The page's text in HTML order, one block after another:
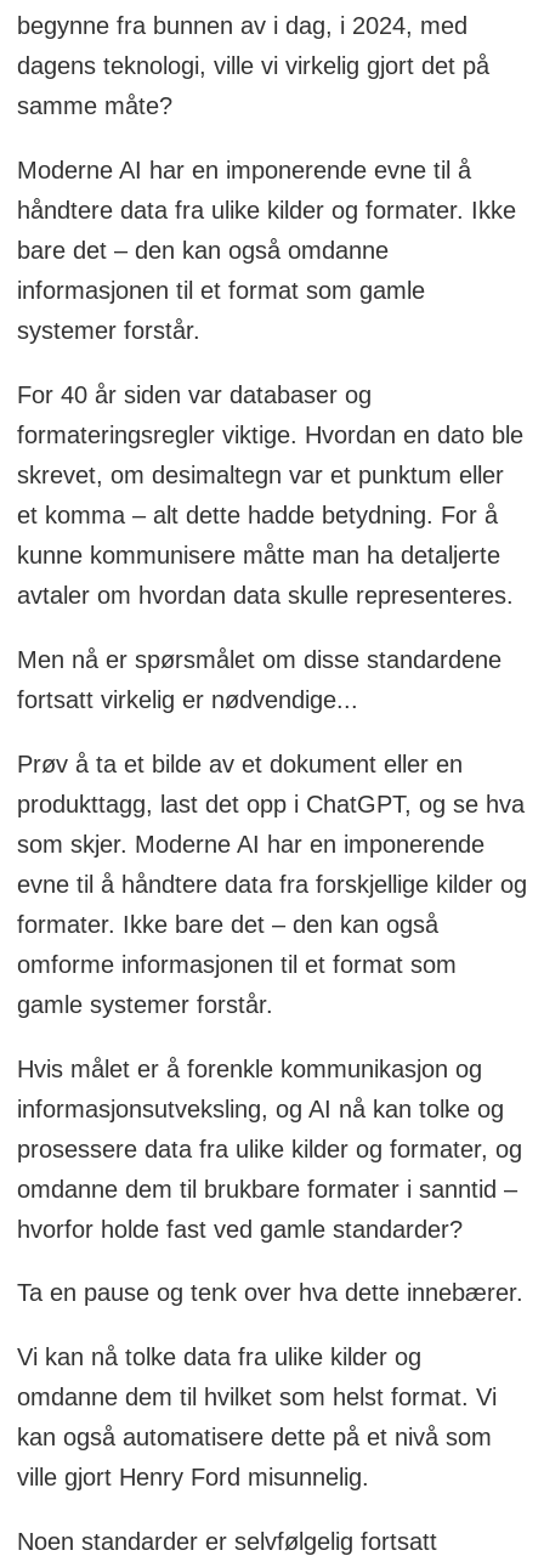
begynne fra bunnen av i dag, i 2024, med
dagens teknologi, ville vi virkelig gjort det på
samme måte?
Moderne AI har en imponerende evne til å
håndtere data fra ulike kilder og formater. Ikke
bare det – den kan også omdanne
informasjonen til et format som gamle
systemer forstår.
For 40 år siden var databaser og
formateringsregler viktige. Hvordan en dato ble
skrevet, om desimaltegn var et punktum eller
et komma – alt dette hadde betydning. For å
kunne kommunisere måtte man ha detaljerte
avtaler om hvordan data skulle representeres.
Men nå er spørsmålet om disse standardene
fortsatt virkelig er nødvendige...
Prøv å ta et bilde av et dokument eller en
produkttagg, last det opp i ChatGPT, og se hva
som skjer. Moderne AI har en imponerende
evne til å håndtere data fra forskjellige kilder og
formater. Ikke bare det – den kan også
omforme informasjonen til et format som
gamle systemer forstår.
Hvis målet er å forenkle kommunikasjon og
informasjonsutveksling, og AI nå kan tolke og
prosessere data fra ulike kilder og formater, og
omdanne dem til brukbare formater i sanntid –
hvorfor holde fast ved gamle standarder?
Ta en pause og tenk over hva dette innebærer.
Vi kan nå tolke data fra ulike kilder og
omdanne dem til hvilket som helst format. Vi
kan også automatisere dette på et nivå som
ville gjort Henry Ford misunnelig.
Noen standarder er selvfølgelig fortsatt